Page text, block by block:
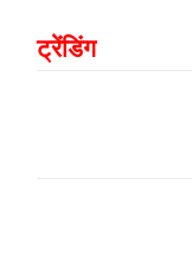
ट्रेंडिंग